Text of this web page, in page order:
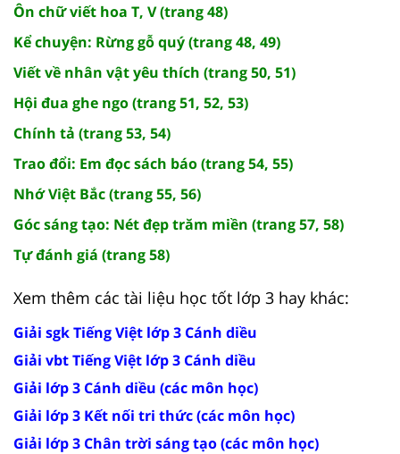
Ôn chữ viết hoa T, V (trang 48)
Kể chuyện: Rừng gỗ quý (trang 48, 49)
Viết về nhân vật yêu thích (trang 50, 51)
Hội đua ghe ngo (trang 51, 52, 53)
Chính tả (trang 53, 54)
Trao đổi: Em đọc sách báo (trang 54, 55)
Nhớ Việt Bắc (trang 55, 56)
Góc sáng tạo: Nét đẹp trăm miền (trang 57, 58)
Tự đánh giá (trang 58)
Xem thêm các tài liệu học tốt lớp 3 hay khác:
Giải sgk Tiếng Việt lớp 3 Cánh diều
Giải vbt Tiếng Việt lớp 3 Cánh diều
Giải lớp 3 Cánh diều (các môn học)
Giải lớp 3 Kết nối tri thức (các môn học)
Giải lớp 3 Chân trời sáng tạo (các môn học)